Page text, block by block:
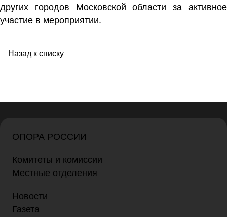
других городов Московской области за активное
участие в мероприятии.
Назад к списку
ОПОРА РОССИИ
Комитеты и комиссии
Местные отделения
Новости
Газета